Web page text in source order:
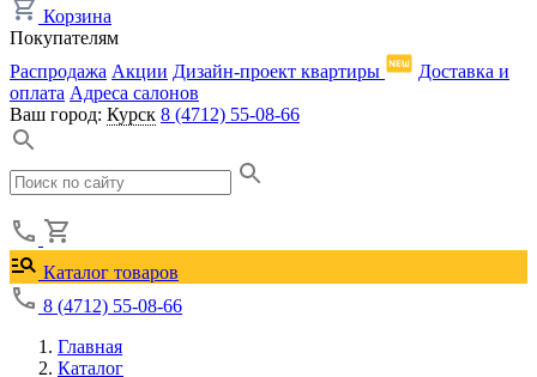
Корзина
Покупателям
Распродажа Акции Дизайн-проект квартиры
Доставка и
оплата Адреса салонов
Ваш город: Курск 8 (4712) 55-08-66
Каталог товаров
8 (4712) 55-08-66
Главная
Каталог